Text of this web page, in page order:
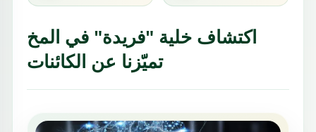
اكتشاف خلية "فريدة" في المخ
تميّزنا عن الكائنات